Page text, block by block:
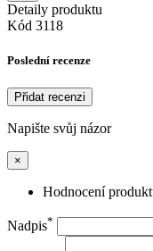
Detaily produktu
Kód 3118
Poslední recenze
Přidat recenzi
Napište svůj názor
×
Hodnocení
Nadpis*